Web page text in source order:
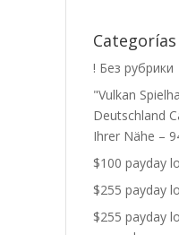
Categorías
! Без рубрики
"Vulkan
Deutschland
Ihrer Nähe –
$100 payday
$255 payday
$255 payday